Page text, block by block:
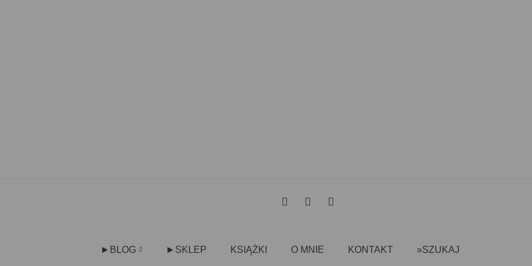
►BLOG ►SKLEP KSIĄŻKI O MNIE KONTAKT »SZUKAJ